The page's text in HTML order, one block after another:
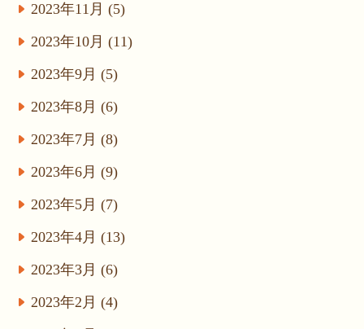
2023年11月 (5)
2023年10月 (11)
2023年9月 (5)
2023年8月 (6)
2023年7月 (8)
2023年6月 (9)
2023年5月 (7)
2023年4月 (13)
2023年3月 (6)
2023年2月 (4)